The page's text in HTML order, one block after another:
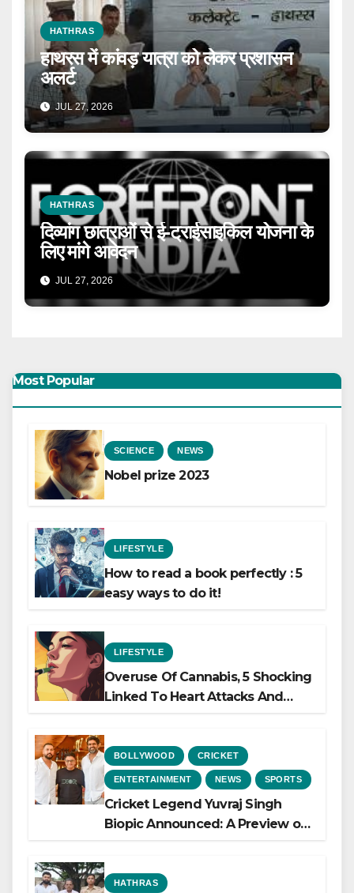
HATHRAS
हाथरस में कांवड़ यात्रा को लेकर प्रशासन
अलर्ट
JUL 27, 2026
HATHRAS
दिव्यांग छात्राओं से ई-ट्राईसाइकिल योजना के
लिए मांगे आवेदन
JUL 27, 2026
Most Popular
SCIENCE NEWS
Nobel prize 2023
LIFESTYLE
How to read a book perfectly : 5
easy ways to do it!
LIFESTYLE
Overuse Of Cannabis, 5 Shocking
Linked To Heart Attacks And
BOLLYWOOD CRICKET
ENTERTAINMENT NEWS SPORTS
Cricket Legend Yuvraj Singh
Biopic Announced: A Preview of
HATHRAS